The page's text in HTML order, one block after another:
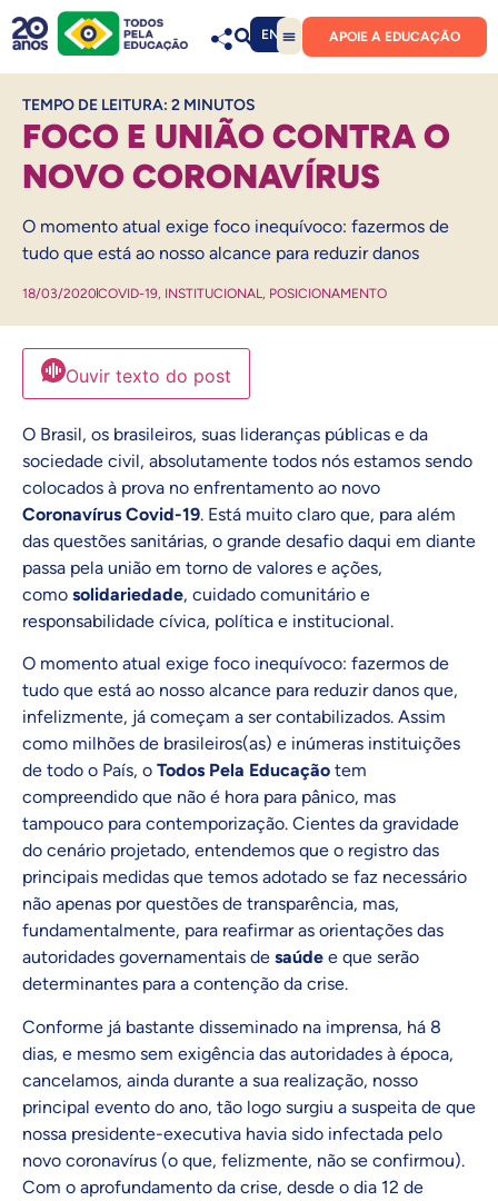
EN APOIE A EDUCAÇÃO
TEMPO DE LEITURA: 2 MINUTOS
FOCO E UNIÃO CONTRA O
NOVO CORONAVÍRUS
O momento atual exige foco inequívoco: fazermos de
tudo que está ao nosso alcance para reduzir danos
18/03/2020COVID-19, INSTITUCIONAL , POSICIONAMENTO
Ouvir texto do post
O Brasil, os brasileiros, suas lideranças públicas e da
sociedade civil, absolutamente todos nós estamos sendo
colocados à prova no enfrentamento ao novo
Coronavírus Covid-19. Está muito claro que, para além
das questões sanitárias, o grande desafio daqui em diante
passa pela união em torno de valores e ações,
como solidariedade, cuidado comunitário e
responsabilidade cívica, política e institucional.
O momento atual exige foco inequívoco: fazermos de
tudo que está ao nosso alcance para reduzir danos que,
infelizmente, já começam a ser contabilizados. Assim
como milhões de brasileiros(as) e inúmeras instituições
de todo o País, o Todos Pela Educação tem
compreendido que não é hora para pânico, mas
tampouco para contemporização. Cientes da gravidade
do cenário projetado, entendemos que o registro das
principais medidas que temos adotado se faz necessário
não apenas por questões de transparência, mas,
fundamentalmente, para reafirmar as orientações das
autoridades governamentais de saúde e que serão
determinantes para a contenção da crise.
Conforme já bastante disseminado na imprensa, há 8
dias, e mesmo sem exigência das autoridades à época,
cancelamos, ainda durante a sua realização, nosso
principal evento do ano, tão logo surgiu a suspeita de que
nossa presidente-executiva havia sido infectada pelo
novo coronavírus (o que, felizmente, não se confirmou).
Com o aprofundamento da crise, desde o dia 12 de